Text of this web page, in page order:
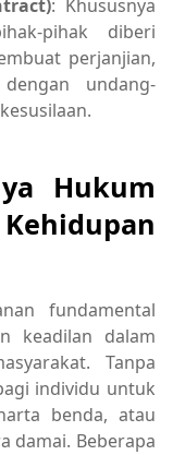
: Khususnya
pihak diberi
perjanjian,
undang-
Hukum
fundamental
keadilan dalam
Tanpa
individu untuk
benda, atau
damai. Beberapa